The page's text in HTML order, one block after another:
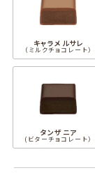
キャラメルサレ
（ミルクチョコレート）
タンザニア
(ビターチョコレート）